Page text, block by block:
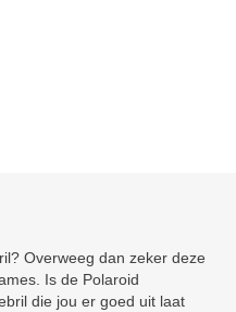
Overweeg dan zeker deze
Is de Polaroid
die jou er goed uit laat